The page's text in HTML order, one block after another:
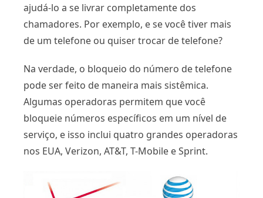
ajudá-lo a se livrar completamente dos
chamadores. Por exemplo, e se você tiver mais
de um telefone ou quiser trocar de telefone?
Na verdade, o bloqueio do número de telefone
pode ser feito de maneira mais sistêmica.
Algumas operadoras permitem que você
bloqueie números específicos em um nível de
serviço, e isso inclui quatro grandes operadoras
nos EUA, Verizon, AT&T, T-Mobile e Sprint.